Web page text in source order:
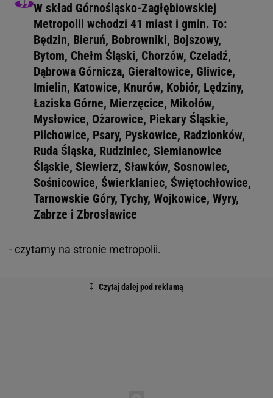
W skład Górnośląsko-Zagłębiowskiej
Metropolii wchodzi 41 miast i gmin. To:
Będzin, Bieruń, Bobrowniki, Bojszowy,
Bytom, Chełm Śląski, Chorzów, Czeladź,
Dąbrowa Górnicza, Gierałtowice, Gliwice,
Imielin, Katowice, Knurów, Kobiór, Lędziny,
Łaziska Górne, Mierzęcice, Mikołów,
Mysłowice, Ożarowice, Piekary Śląskie,
Pilchowice, Psary, Pyskowice, Radzionków,
Ruda Śląska, Rudziniec, Siemianowice
Śląskie, Siewierz, Sławków, Sosnowiec,
Sośnicowice, Świerklaniec, Świętochłowice,
Tarnowskie Góry, Tychy, Wojkowice, Wyry,
Zabrze i Zbrosławice
- czytamy na stronie metropolii.